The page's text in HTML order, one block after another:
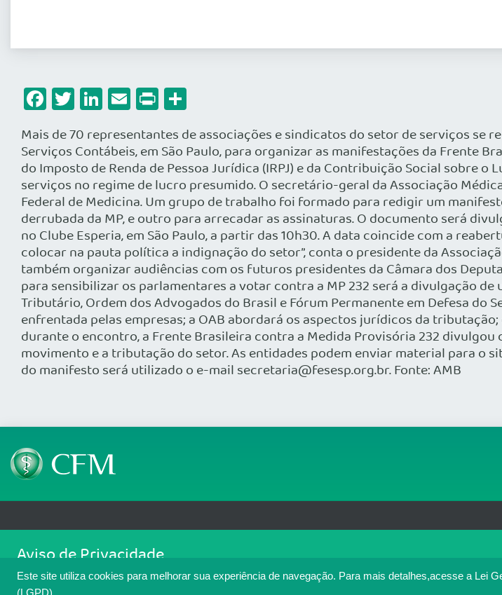
Este site utiliza cookies para melhorar sua experiência de navegação. Para mais detalhes,acesse a Lei
Facebook
Twitter
LinkedIn
Email
Print
Mais de 70 representantes de associações e sindicatos do setor de serviços se
Serviços Contábeis, em São Paulo, para organizar as manifestações da Frente
do Imposto de Renda de Pessoa Jurídica (IRPJ) e da Contribuição Social sobre
serviços no regime de lucro presumido. O secretário-geral da Associação
Federal de Medicina. Um grupo de trabalho foi formado para redigir um
derrubada da MP, e outro para arrecadar as assinaturas. O documento será
no Clube Esperia, em São Paulo, a partir das 10h30. A data coincide com a
colocar na pauta política a indignação do setor”, conta o presidente da
também organizar audiências com os futuros presidentes da Câmara dos
para sensibilizar os parlamentares a votar contra a MP 232 será a divulgação
Tributário, Ordem dos Advogados do Brasil e Fórum Permanente em Defesa
enfrentada pelas empresas; a OAB abordará os aspectos jurídicos da
durante o encontro, a Frente Brasileira contra a Medida Provisória 232
movimento e a tributação do setor. As entidades podem enviar material para o
do manifesto será utilizado o e-mail secretaria@fesesp.org.br. Fonte: AMB
SGAS 616, Conjunto D, Lote 115, L2 Sul, Brasília/DF - CEP: 70200-760 - CNPJ: 33.583.550/0001-30
Copyright 2026 CFM. Todos os direitos reservados.
Aviso de Privacidade
Nós usamos cookies para melhorar sua experiência de navegação no portal. Ao utilizar o Portal
cookies. Para ter mais informações sobre como isso é feito, acesse
. Se você